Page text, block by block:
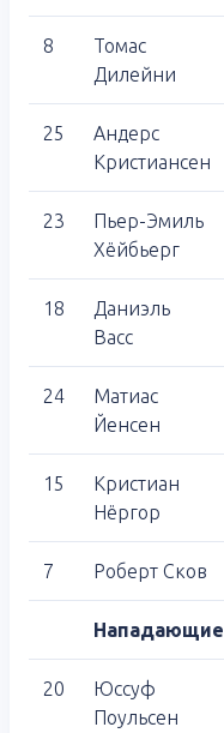
8
Томас
Дилейни
25
Андерс
Кристиансен
23
Пьер-Эмиль
Хёйбьерг
18
Даниэль
Васс
24
Матиас
Йенсен
15
Кристиан
Нёргор
7 Роберт Сков
Нападающие
20
Юссуф
Поульсен